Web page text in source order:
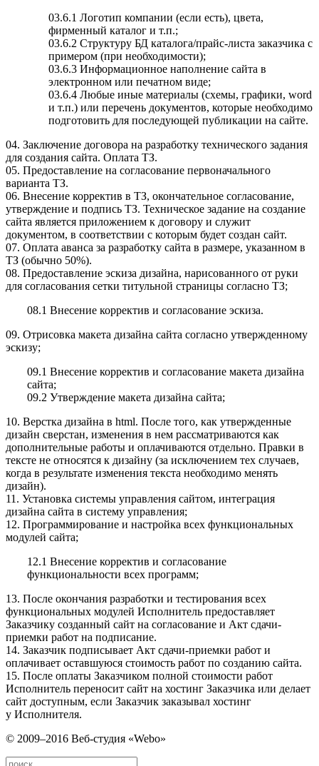
03.6.1 Логотип компании (если есть), цвета,
фирменный каталог и т.п.;
03.6.2 Структуру БД каталога/прайс-листа заказчика с
примером (при необходимости);
03.6.3 Информационное наполнение сайта в
электронном или печатном виде;
03.6.4 Любые иные материалы (схемы, графики, word
и т.п.) или перечень документов, которые необходимо
подготовить для последующей публикации на сайте.
04. Заключение договора на разработку технического задания
для создания сайта. Оплата ТЗ.
05. Предоставление на согласование первоначального
варианта ТЗ.
06. Внесение корректив в ТЗ, окончательное согласование,
утверждение и подпись ТЗ. Техническое задание на создание
сайта является приложением к договору и служит
документом, в соответствии с которым будет создан сайт.
07. Оплата аванса за разработку сайта в размере, указанном в
ТЗ (обычно 50%).
08. Предоставление эскиза дизайна, нарисованного от руки
для согласования сетки титульной страницы согласно ТЗ;
08.1 Внесение корректив и согласование эскиза.
09. Отрисовка макета дизайна сайта согласно утвержденному
эскизу;
09.1 Внесение корректив и согласование макета дизайна
сайта;
09.2 Утверждение макета дизайна сайта;
10. Верстка дизайна в html. После того, как утвержденные
дизайн сверстан, изменения в нем рассматриваются как
дополнительные работы и оплачиваются отдельно. Правки в
тексте не относятся к дизайну (за исключением тех случаев,
когда в результате изменения текста необходимо менять
дизайн).
11. Установка системы управления сайтом, интеграция
дизайна сайта в систему управления;
12. Программирование и настройка всех функциональных
модулей сайта;
12.1 Внесение корректив и согласование
функциональности всех программ;
13. После окончания разработки и тестирования всех
функциональных модулей Исполнитель предоставляет
Заказчику созданный сайт на согласование и Акт сдачи-
приемки работ на подписание.
14. Заказчик подписывает Акт сдачи-приемки работ и
оплачивает оставшуюся стоимость работ по созданию сайта.
15. После оплаты Заказчиком полной стоимости работ
Исполнитель переносит сайт на хостинг Заказчика или делает
сайт доступным, если Заказчик заказывал хостинг
у Исполнителя.
© 2009–2016 Веб-студия «Webo»